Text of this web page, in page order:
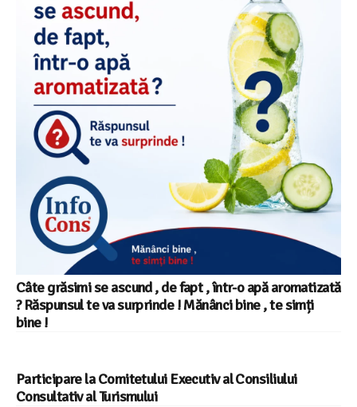
Câte grăsimi se ascund , de fapt , într-o apă aromatizată
? Răspunsul te va surprinde ! Mănânci bine , te simți
bine !
Participare la Comitetului Executiv al Consiliului
Consultativ al Turismului